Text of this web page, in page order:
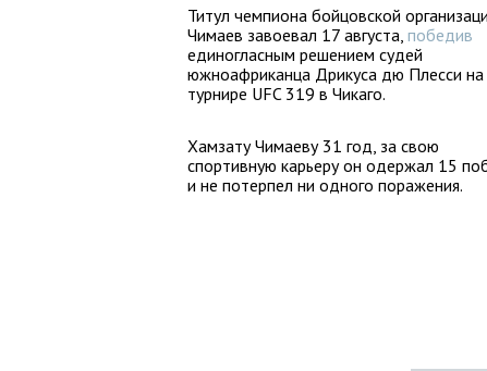
Титул чемпиона бойцовской
Чимаев завоевал 17 августа, победив
единогласным решением судей
южноафриканца Дрикуса дю Плесси на
турнире UFC 319 в Чикаго.
Хамзату Чимаеву 31 год, за свою
спортивную карьеру он одержал 15
и не потерпел ни одного поражения.